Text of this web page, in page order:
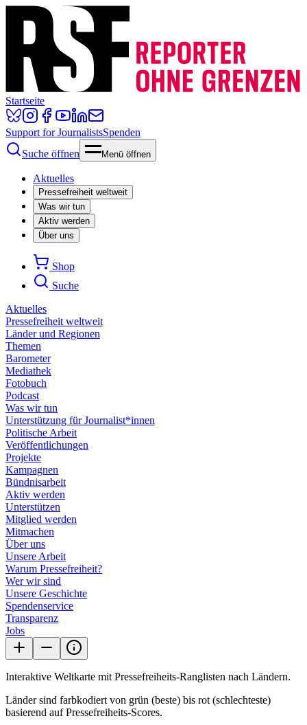
Startseite
Support for JournalistsSpenden
Suche öffnen
Menü öffnen
Aktuelles
Pressefreiheit weltweit
Was wir tun
Aktiv werden
Über uns
Shop
Suche
Aktuelles
Pressefreiheit weltweit
Länder und Regionen
Themen
Barometer
Mediathek
Fotobuch
Podcast
Was wir tun
Unterstützung für Journalist*innen
Politische Arbeit
Veröffentlichungen
Projekte
Kampagnen
Bündnisarbeit
Aktiv werden
Unterstützen
Mitglied werden
Mitmachen
Über uns
Unsere Arbeit
Warum Pressefreiheit?
Wer wir sind
Unsere Geschichte
Spendenservice
Transparenz
Jobs
Interaktive Weltkarte mit Pressefreiheits-Ranglisten nach Ländern.
Länder sind farbkodiert von grün (beste) bis rot (schlechteste)
basierend auf Pressefreiheits-Scores.